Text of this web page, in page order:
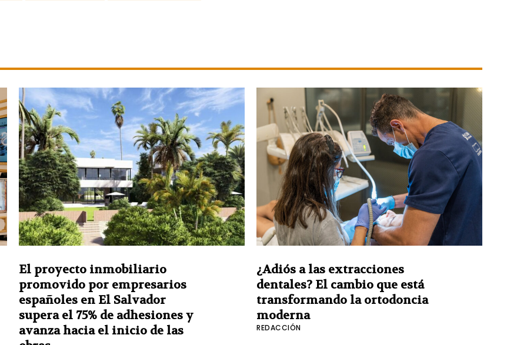
El proyecto inmobiliario
promovido por empresarios
españoles en El Salvador
supera el 75% de adhesiones y
avanza hacia el inicio de las
¿Adiós a las extracciones
dentales? El cambio que está
transformando la ortodoncia
moderna
REDACCIÓN